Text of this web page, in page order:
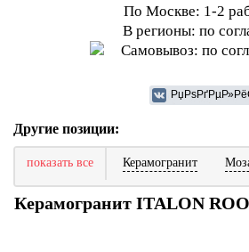
По Москве: 1-2
В регионы: по
Самовывоз: по
Другие позиции:
показать все Керамогранит
Керамогранит ITALON